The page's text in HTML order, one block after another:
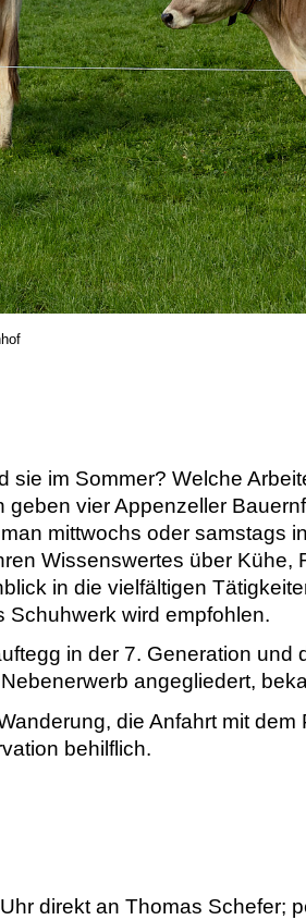
sie im Sommer? Welche
vier Appenzeller
mittwochs oder samstags
Wissenswertes über Kühe,
in die vielfältigen
wird empfohlen.
in der 7. Generation und
angegliedert,
die Anfahrt mit
behilflich.
direkt an Thomas Schefer;